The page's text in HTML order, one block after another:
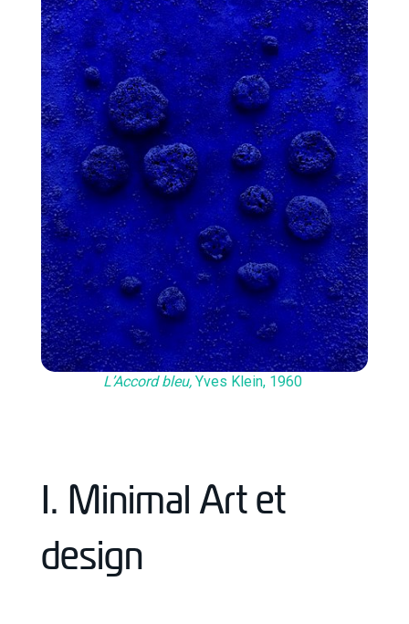
L’Accord bleu,Yves Klein, 1960
I. Minimal Art et
design